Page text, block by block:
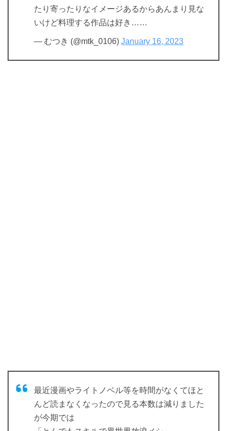
たり寄ったりなイメージあるからあんまり見な
いけど料理する作品は好き……
— むつき (@mtk_0106) January 16, 2023
最近漫画やライトノベル等を時間がなくてほと
んど読まなくなったので見る本数は減りました
が今期では